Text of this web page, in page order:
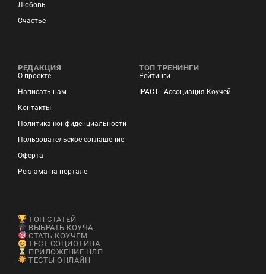
Любовь
Счастье
РЕДАКЦИЯ
О проекте
Написать нам
Контакты
Политика конфиденциальности
Пользовательское соглашение
Оферта
Реклама на портале
ТОП ТРЕНИНГИ
Рейтинги
IPACT - Ассоциация Коучей
ТОП СТАТЕЙ
ВЫБРАТЬ КОУЧА
СТАТЬ КОУЧЕМ
ТЕСТ СОЦИОТИПА
ПРИЛОЖЕНИЕ НЛП
ТЕСТЫ ОНЛАЙН